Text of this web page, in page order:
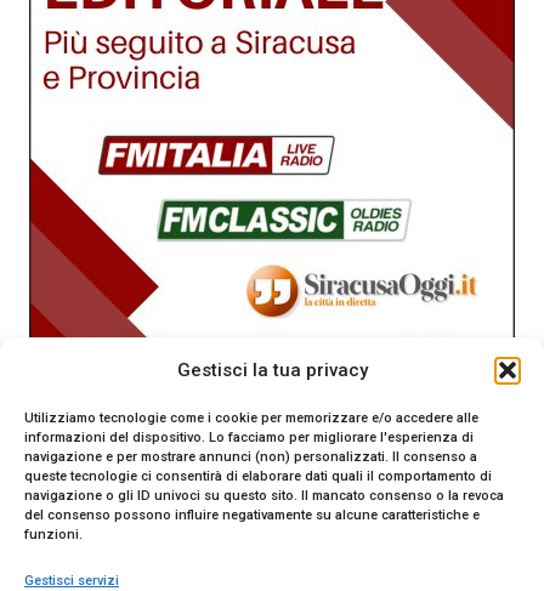
Gestisci la tua privacy
Utilizziamo tecnologie come i cookie per memorizzare e/o accedere alle
informazioni del dispositivo. Lo facciamo per migliorare l'esperienza di
navigazione e per mostrare annunci (non) personalizzati. Il consenso a
queste tecnologie ci consentirà di elaborare dati quali il comportamento di
navigazione o gli ID univoci su questo sito. Il mancato consenso o la revoca
del consenso possono influire negativamente su alcune caratteristiche e
funzioni.
Gestisci servizi